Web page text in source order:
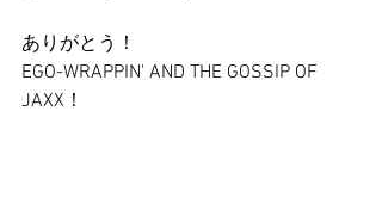
ありがとう！
EGO-WRAPPIN' AND THE GOSSIP OF
JAXX！